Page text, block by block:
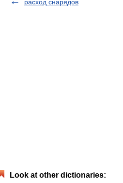
расход снарядов
Look at other dictionaries: